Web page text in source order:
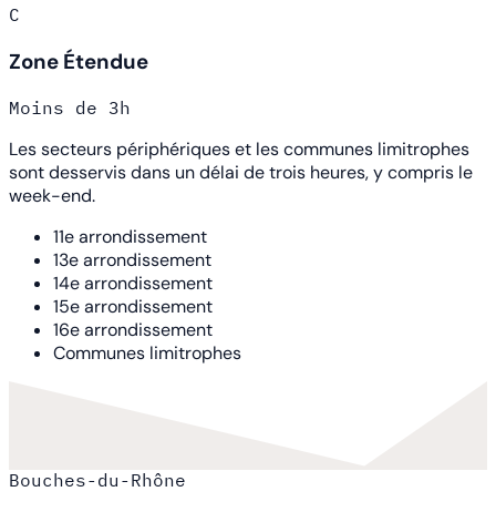
C
Zone Étendue
Moins de 3h
Les secteurs périphériques et les communes limitrophes
sont desservis dans un délai de trois heures, y compris le
week-end.
11e arrondissement
13e arrondissement
14e arrondissement
15e arrondissement
16e arrondissement
Communes limitrophes
Bouches-du-Rhône